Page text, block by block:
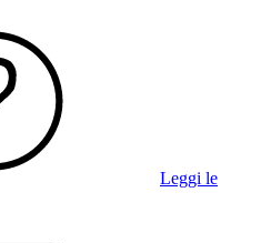
Leggi le